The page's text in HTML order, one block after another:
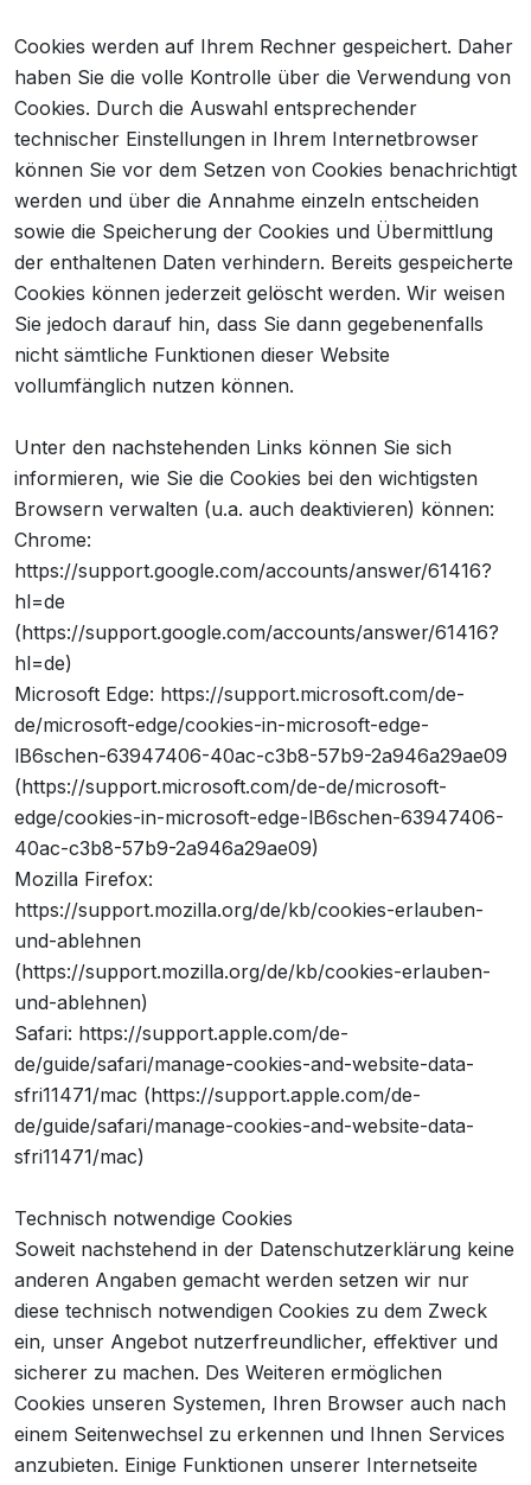
Cookies werden auf Ihrem Rechner gespeichert. Daher
haben Sie die volle Kontrolle über die Verwendung von
Cookies. Durch die Auswahl entsprechender
technischer Einstellungen in Ihrem Internetbrowser
können Sie vor dem Setzen von Cookies benachrichtigt
werden und über die Annahme einzeln entscheiden
sowie die Speicherung der Cookies und Übermittlung
der enthaltenen Daten verhindern. Bereits gespeicherte
Cookies können jederzeit gelöscht werden. Wir weisen
Sie jedoch darauf hin, dass Sie dann gegebenenfalls
nicht sämtliche Funktionen dieser Website
vollumfänglich nutzen können.
Unter den nachstehenden Links können Sie sich
informieren, wie Sie die Cookies bei den wichtigsten
Browsern verwalten (u.a. auch deaktivieren) können:
Chrome:
https://support.google.com/accounts/answer/61416?
hl=de
(https://support.google.com/accounts/answer/61416?
hl=de)
Microsoft Edge: https://support.microsoft.com/de-
de/microsoft-edge/cookies-in-microsoft-edge-
lB6schen-63947406-40ac-c3b8-57b9-2a946a29ae09
(https://support.microsoft.com/de-de/microsoft-
edge/cookies-in-microsoft-edge-lB6schen-63947406-
40ac-c3b8-57b9-2a946a29ae09)
Mozilla Firefox:
https://support.mozilla.org/de/kb/cookies-erlauben-
und-ablehnen
(https://support.mozilla.org/de/kb/cookies-erlauben-
und-ablehnen)
Safari: https://support.apple.com/de-
de/guide/safari/manage-cookies-and-website-data-
sfri11471/mac (https://support.apple.com/de-
de/guide/safari/manage-cookies-and-website-data-
sfri11471/mac)
Technisch notwendige Cookies
Soweit nachstehend in der Datenschutzerklärung keine
anderen Angaben gemacht werden setzen wir nur
diese technisch notwendigen Cookies zu dem Zweck
ein, unser Angebot nutzerfreundlicher, effektiver und
sicherer zu machen. Des Weiteren ermöglichen
Cookies unseren Systemen, Ihren Browser auch nach
einem Seitenwechsel zu erkennen und Ihnen Services
anzubieten. Einige Funktionen unserer Internetseite